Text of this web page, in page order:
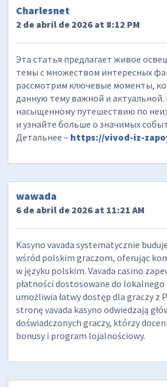
Charlesnet
2 de abril de 2026 at 8:12 PM
Эта статья предлагает живое
темы с множеством интересных
рассмотрим ключевые моменты,
данную тему важной и
насыщенному путешествию по
и узнайте больше о значимых
Детальнее – https://vivod-iz-
wawada
6 de abril de 2026 at 11:21 AM
Kasyno vavada systematycznie
wśród polskim graczom, oferując
w języku polskim. Vavada casino
płatności dostosowane do lokalnego
umożliwia łatwy dostęp dla graczy z
stronę vavada kasyno odwiedzają
doświadczonych graczy, którzy
bonusy i program lojalnościowy.